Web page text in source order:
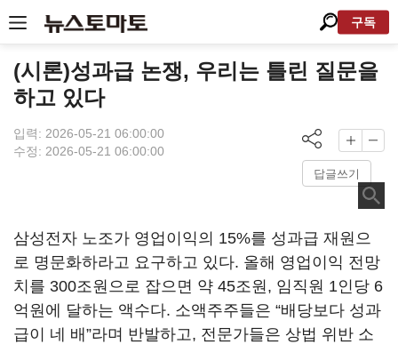
구독
(시론)성과급 논쟁, 우리는 틀린 질문을
하고 있다
입력: 2026-05-21 06:00:00
수정: 2026-05-21 06:00:00
답글쓰기
삼성전자 노조가 영업이익의 15%를 성과급 재원으
로 명문화하라고 요구하고 있다. 올해 영업이익 전망
치를 300조원으로 잡으면 약 45조원, 임직원 1인당 6
억원에 달하는 액수다. 소액주주들은 “배당보다 성과
급이 네 배”라며 반발하고, 전문가들은 상법 위반 소